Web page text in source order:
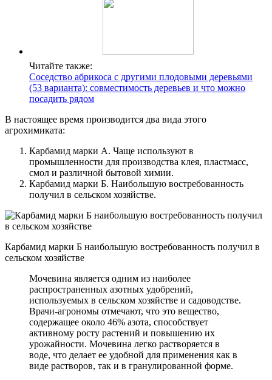
Читайте также:
Соседство абрикоса с другими плодовыми деревьями
(53 варианта): совместимость деревьев и что можно
посадить рядом
В настоящее время производится два вида этого
агрохимиката:
Карбамид марки А. Чаще используют в
промышленности для производства клея, пластмасс,
смол и различной бытовой химии.
Карбамид марки Б. Наибольшую востребованность
получил в сельском хозяйстве.
Карбамид марки Б наибольшую востребованность получил в
сельском хозяйстве
Мочевина является одним из наиболее
распространенных азотных удобрений,
используемых в сельском хозяйстве и садоводстве.
Врачи-агрономы отмечают, что это вещество,
содержащее около 46% азота, способствует
активному росту растений и повышению их
урожайности. Мочевина легко растворяется в
воде, что делает ее удобной для применения как в
виде растворов, так и в гранулированной форме.